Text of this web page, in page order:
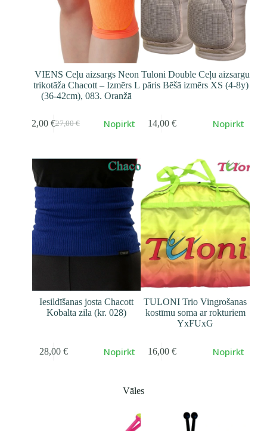
VIENS Ceļu aizsargs Neon
trikotāža Chacott – Izmērs L
(36-42cm), 083. Oranžā
27,00€
Первоначальная
27,00 €.
22,00€Текущая
Nopirkt
Tuloni Double Ceļu aizsargu
pāris Bēšā izmērs XS (4-8y)
14,00 € Nopirkt
Iesildīšanas josta Chacott
Kobalta zila (kr. 028)
28,00 € Nopirkt
TULONI Trio Vingrošanas
kostīmu soma ar rokturiem
YxFUxG
16,00 € Nopirkt
Vāles